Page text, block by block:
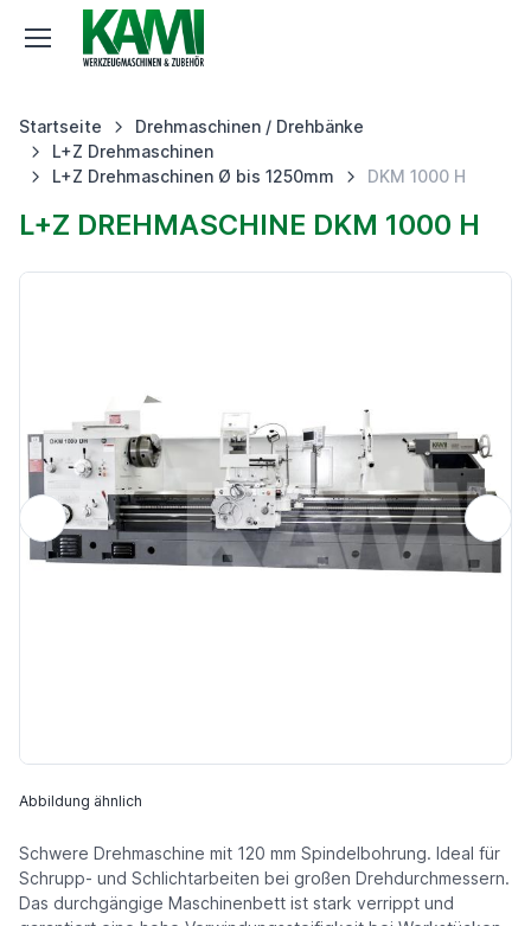
Startseite
Drehmaschinen / Drehbänke
L+Z Drehmaschinen
L+Z Drehmaschinen Ø bis 1250mm
DKM 1000 H
L+Z DREHMASCHINE DKM 1000 H
Abbildung ähnlich
Schwere Drehmaschine mit 120 mm Spindelbohrung. Ideal für
Schrupp- und Schlichtarbeiten bei großen Drehdurchmessern.
Das durchgängige Maschinenbett ist stark verrippt und